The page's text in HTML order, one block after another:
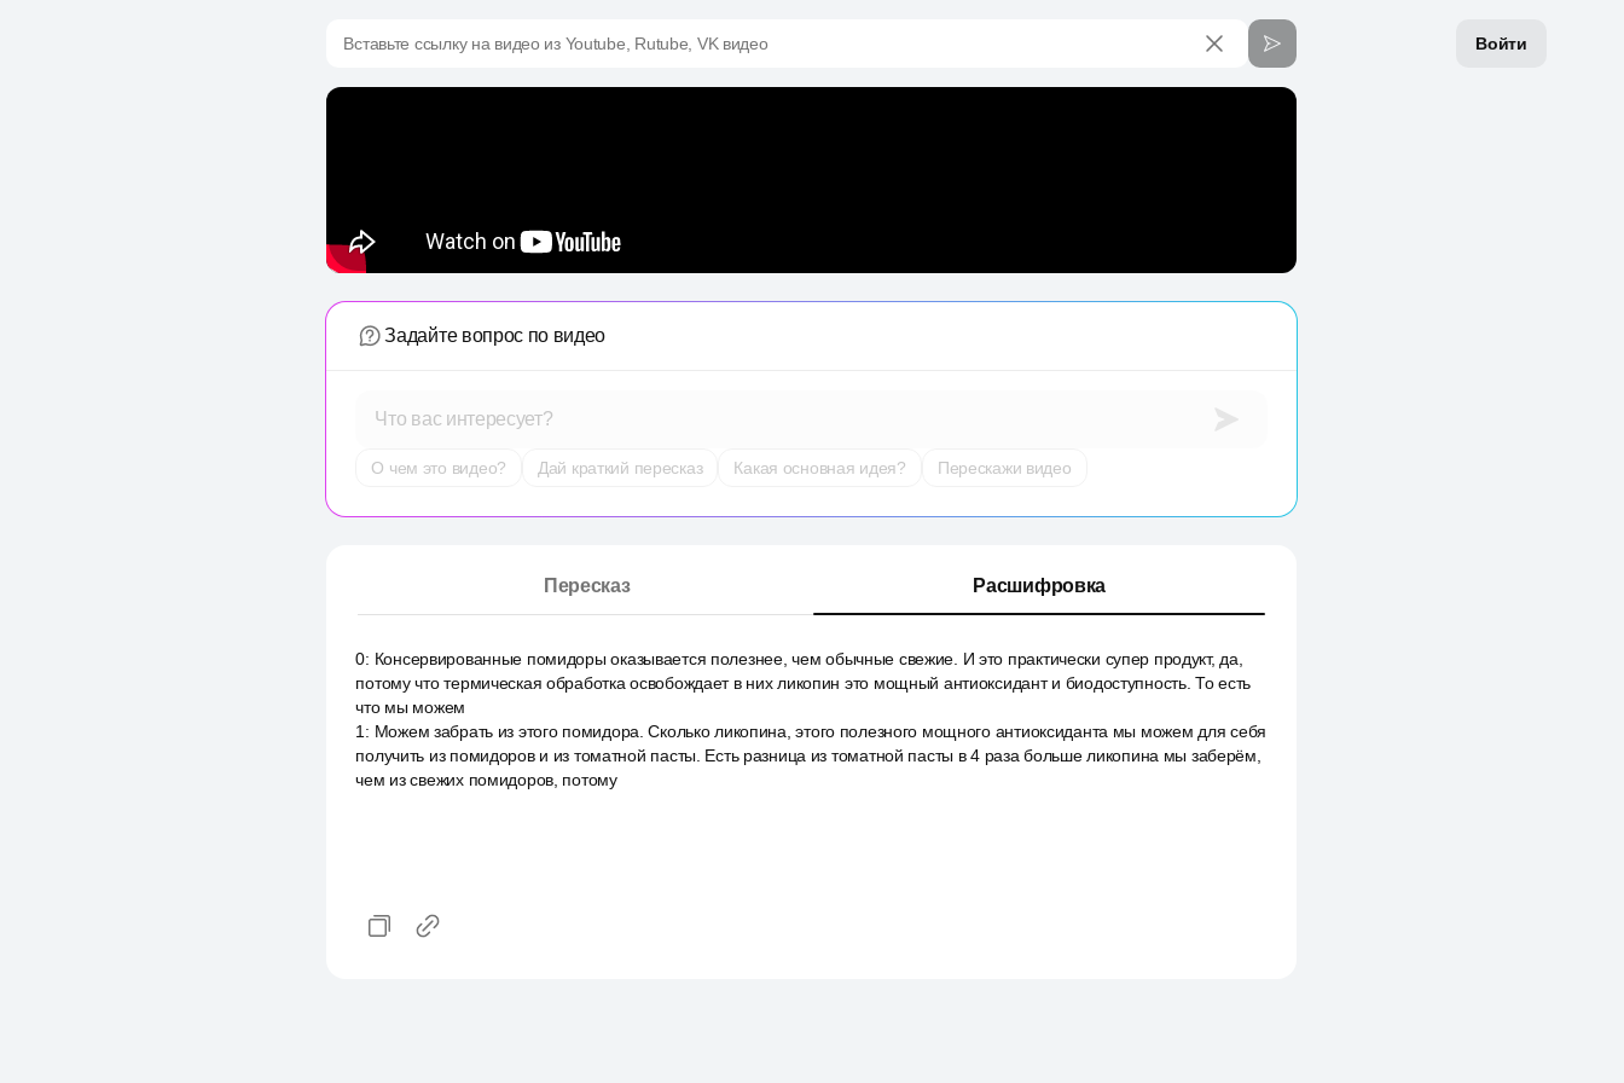
Войти
Вставьте ссылку на видео из Youtube, Rutube, VK видео
Задайте вопрос по видео
Что вас интересует?
О чем это видео? Дай краткий пересказ Какая основная идея? Перескажи видео
Пересказ Расшифровка
0: Консервированные помидоры оказывается полезнее, чем обычные свежие. И это практически супер продукт, да,
потому что термическая обработка освобождает в них ликопин это мощный антиоксидант и биодоступность. То есть
что мы можем
1 : Можем забрать из этого помидора. Сколько ликопина, этого полезного мощного антиоксиданта мы можем для себя
получить из помидоров и из томатной пасты. Есть разница из томатной пасты в 4 раза больше ликопина мы заберём,
чем из свежих помидоров, потому